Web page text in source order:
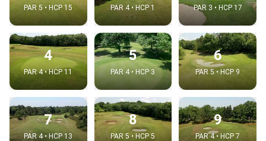
PAR 5 • HCP 15 PAR 4 • HCP 1 PAR 3 • HCP 17
4
PAR 4 • HCP 11
5
PAR 4 • HCP 3
6
PAR 5 • HCP 9
7
PAR 4 • HCP 13
8
PAR 5 • HCP 5
9
PAR 4 • HCP 7